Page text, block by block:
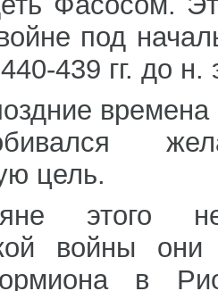
под
439 гг. до
цель.
этого
войны
в